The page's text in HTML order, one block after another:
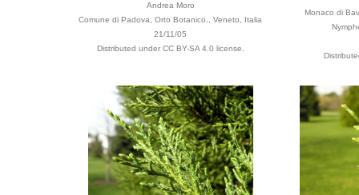
Andrea Moro
Comune di Padova, Orto Botanico., Veneto, Italia
21/11/05
Distributed under CC BY-SA 4.0 license.
Monaco di